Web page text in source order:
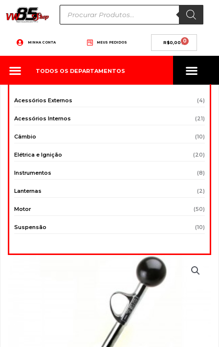
para
Pesquisar
produtos
MINHA CONTA MEUS PEDIDOS R$0,00 0
Carrinho
TODOS OS DEPARTAMENTOS
Acessórios Externos (4)
Acessórios Internos (21)
Câmbio (10)
Elétrica e Ignição (20)
Instrumentos (8)
Lanternas (2)
Motor (50)
Suspensão (10)